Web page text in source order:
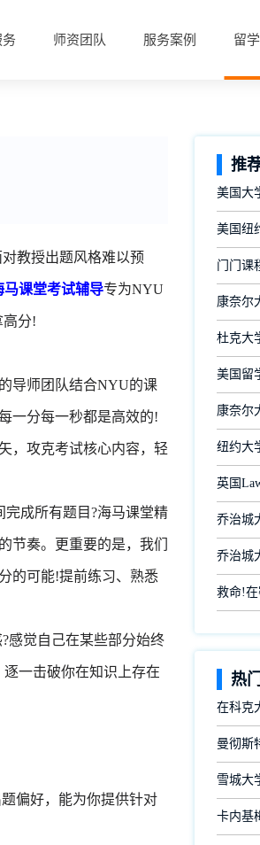
务 师资团队 服务案例 留
教授出题风格难以预
马课堂考试辅导专为NYU
高分!
导师团队结合NYU的课
一分每一秒都是高效的!
，攻克考试核心内容，轻
成所有题目?海马课堂精
节奏。更重要的是，我们
的可能!提前练习、熟悉
觉自己在某些部分始终
一击破你在知识上存在
偏好，能为你提供针对
推
美国大
美国纽
门门课
康奈尔
杜克大
美国留
康奈尔
纽约大
英国
乔治城
乔治城
救命!在
热
在科克
曼彻斯
雪城大
卡内基